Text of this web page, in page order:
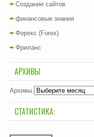
Создание сайтов
финансовые знания
Форекс (Forex)
Фриланс
АРХИВЫ
Архивы
СТАТИСТИКА: